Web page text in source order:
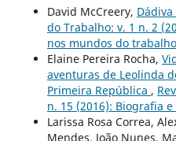
David McCreery,
do Trabalho: v. 1 n. 2
nos mundos do trabalho
Elaine Pereira Rocha,
aventuras de Leolinda
Primeira República ,
n. 15 (2016): Biografia
Larissa Rosa Correa,
Mendes, João Nunes,